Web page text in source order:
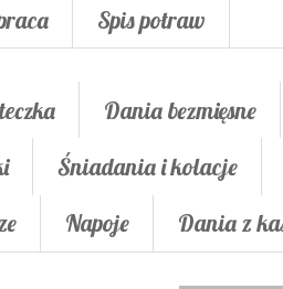
Spis potraw
Dania bezmięsne
Śniadania i kolacje
Napoje Dania z